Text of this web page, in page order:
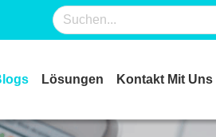
Lösungen Kontakt Mit Uns